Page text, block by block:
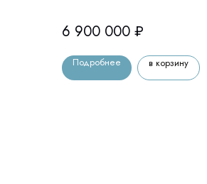
6 900 000 ₽
Подробнее в корзину